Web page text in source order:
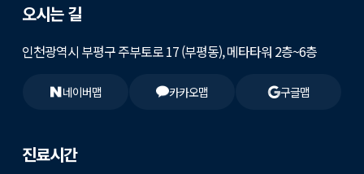
진료시간
오시는 길
인천광역시 부평구 주부토로 17 (부평동), 메타타워 2층~6층
네이버맵 카카오맵 구글맵